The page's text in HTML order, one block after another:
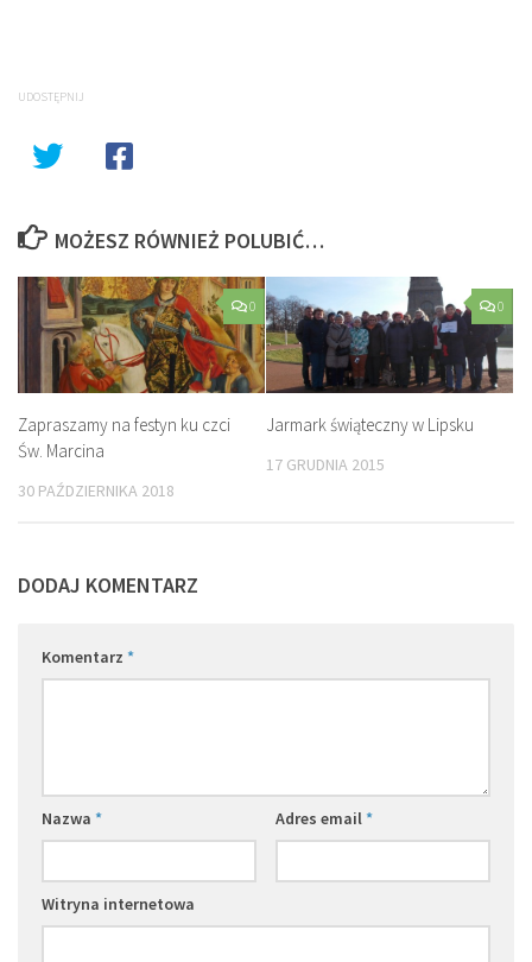
UDOSTĘPNIJ
MOŻESZ RÓWNIEŻ POLUBIĆ…
0
Zapraszamy na festyn ku czci
Św. Marcina
30 PAŹDZIERNIKA 2018
0
Jarmark świąteczny w Lipsku
17 GRUDNIA 2015
DODAJ KOMENTARZ
Komentarz *
Nazwa * Adres email*
Witryna internetowa